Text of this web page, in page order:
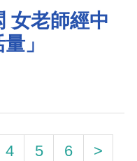
女老師經中
」
4 5 6
>